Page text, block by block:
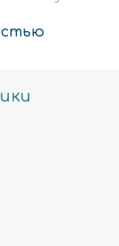
никеля и